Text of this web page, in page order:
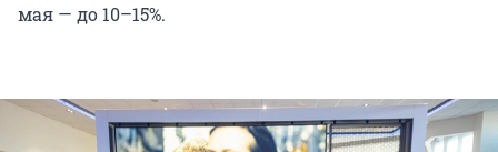
мая — до 10–15%.